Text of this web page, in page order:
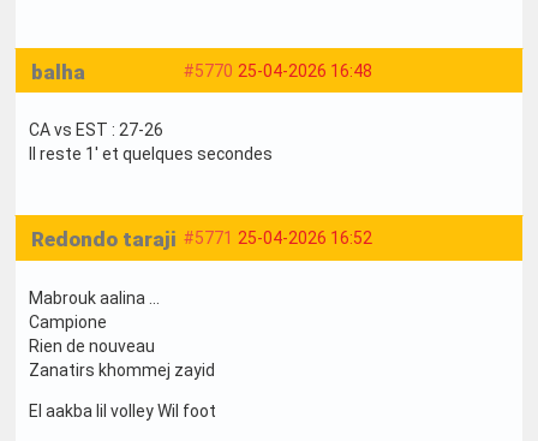
#5770 25-04-2026 16:48
balha
CA vs EST : 27-26
Il reste 1' et quelques secondes
#5771 25-04-2026 16:52
Redondo taraji
Mabrouk aalina ...
Campione
Rien de nouveau
Zanatirs khommej zayid
El aakba lil volley Wil foot